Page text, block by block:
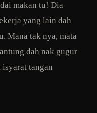
makan tu! Dia
yang lain dah
Mana tak nya, mata
dah nak gugur
tangan